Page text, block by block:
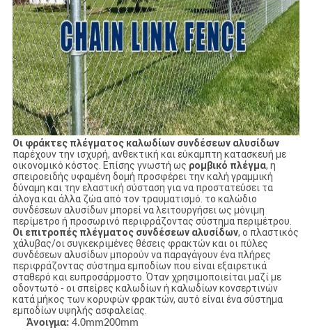
Οι φράκτες πλέγματος καλωδίων συνδέσεων αλυσίδων
παρέχουν την ισχυρή, ανθεκτική και εύκαμπτη κατασκευή με
οικονομικό κόστος. Επίσης γνωστή ως ρομβικό πλέγμα, η
σπειροειδής υφαμένη δομή προσφέρει την καλή γραμμική
δύναμη και την ελαστική σύσταση για να προστατεύσει τα
άλογα και άλλα ζώα από τον τραυματισμό. το καλώδιο
συνδέσεων αλυσίδων μπορεί να λειτουργήσει ως μόνιμη
περίμετρο ή προσωρινό περιφράζοντας σύστημα περιμέτρου.
Οι επιτροπές πλέγματος συνδέσεων αλυσίδων, ο πλαστικός
χάλυβας/οι συγκεκριμένες θέσεις φρακτών και οι πύλες
συνδέσεων αλυσίδων μπορούν να παραγάγουν ένα πλήρες
περιφράζοντας σύστημα εμποδίων που είναι εξαιρετικά
σταθερό και ευπροσάρμοστο. Όταν χρησιμοποιείται μαζί με
οδοντωτό - οι σπείρες καλωδίων ή καλωδίων κονσερτινών
κατά μήκος των κορυφών φρακτών, αυτό είναι ένα σύστημα
εμποδίων υψηλής ασφαλείας.
Άνοιγμα:4.0mm200mm